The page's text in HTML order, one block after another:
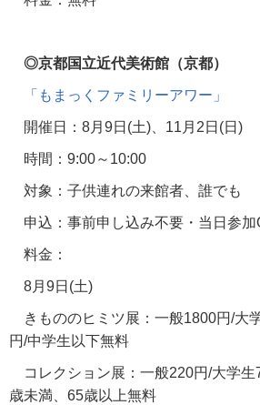
◎京都国立近代美術館（京都）
「もまっくファミリーアワー」
開催日： 8月 9日 (土) 11 月 2 日 (日 )
時間： 9:00～ 10:00
対象：子供連れの来館者、誰でも
申込：事前申し込み不要・当日参加
料金：
8月 9日 (土)
きもののヒミツ展：一般1800円/大
円/中学生以下無料
コレクション展：一般220円/大学生
歳未満、 65歳以上無料